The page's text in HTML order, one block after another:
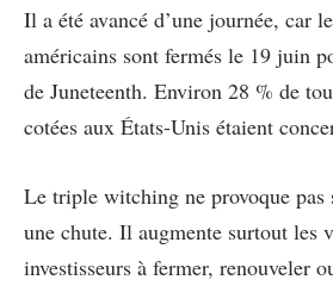
Il a été avancé d’une journée, car
américains sont fermés le 19 juin
de Juneteenth. Environ 28 % de
cotées aux États-Unis étaient
Le triple witching ne provoque pas
une chute. Il augmente surtout les
investisseurs à fermer, renouveler